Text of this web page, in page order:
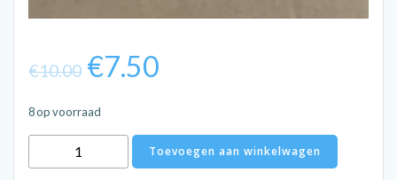
€10.00 Oorspronkelijke
prijs
€7.50
is:
8 op voorraad
Benriach
Spey
Toevoegen aan winkelwagen